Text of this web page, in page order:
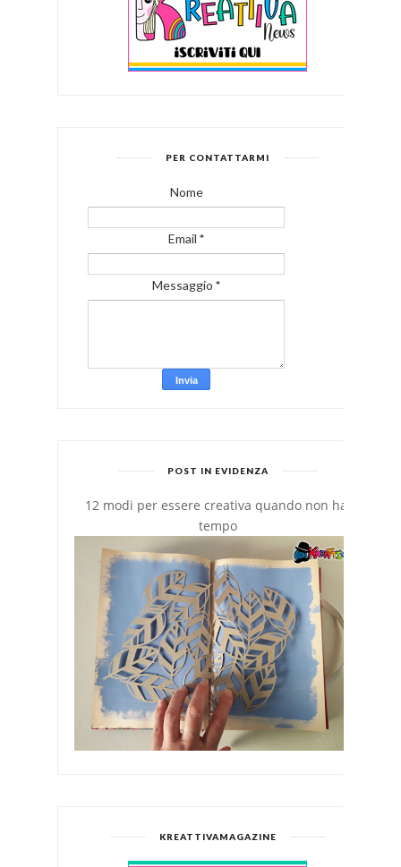
PER CONTATTARMI
Nome
Email *
Messaggio *
POST IN EVIDENZA
12 modi per essere creativa quando non hai
tempo
KREATTIVAMAGAZINE